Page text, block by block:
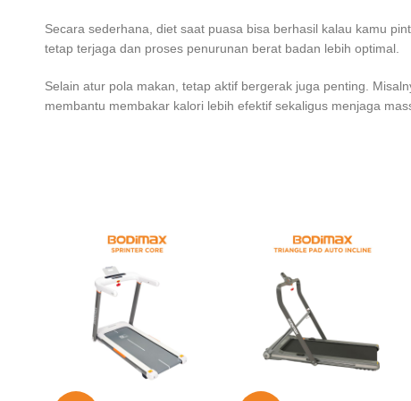
Secara sederhana, diet saat puasa bisa berhasil kalau kamu
tetap terjaga dan proses penurunan berat badan lebih optimal.
Selain atur pola makan, tetap aktif bergerak juga penting.
membantu membakar kalori lebih efektif sekaligus menjaga